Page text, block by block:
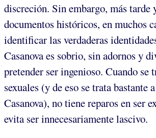
discreción. Sin embargo, más tarde
documentos históricos, en muchos
identificar las verdaderas
Casanova es sobrio, sin adornos y
pretender ser ingenioso. Cuando se
sexuales (y de eso se trata bastante
Casanova), no tiene reparos en ser
evita ser innecesariamente lascivo.